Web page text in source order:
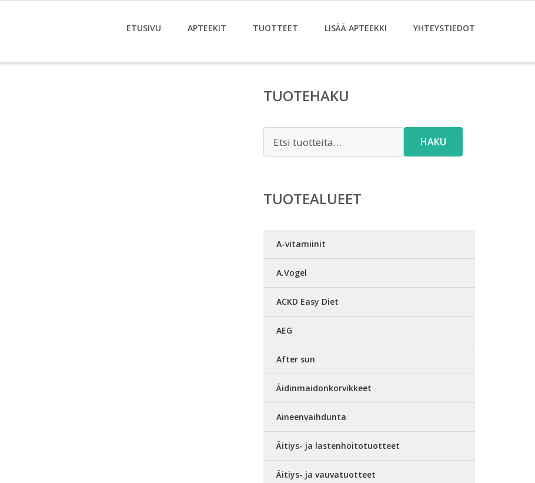
ETUSIVU APTEEKIT TUOTTEET LISÄÄ APTEEKKI YHTEYSTIEDOT
TUOTEHAKU
HAKU
TUOTEALUEET
A-vitamiinit
A.Vogel
ACKD Easy Diet
AEG
After sun
Äidinmaidonkorvikkeet
Aineenvaihdunta
Äitiys- ja lastenhoitotuotteet
Äitiys- ja vauvatuotteet